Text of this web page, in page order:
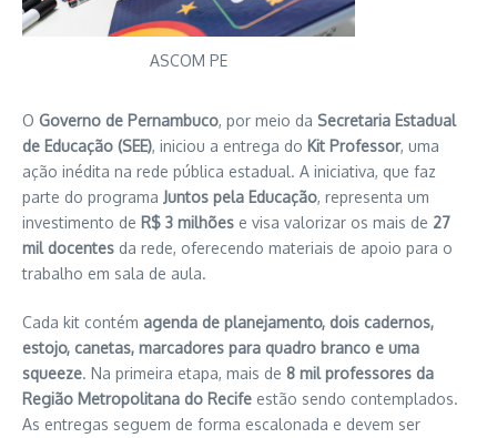
ASCOM PE
O Governo de Pernambuco, por meio da Secretaria Estadual
de Educação (SEE), iniciou a entrega do Kit Professor, uma
ação inédita na rede pública estadual. A iniciativa, que faz
parte do programa Juntos pela Educação, representa um
investimento de R$ 3 milhões e visa valorizar os mais de 27
mil docentes da rede, oferecendo materiais de apoio para o
trabalho em sala de aula.
Cada kit contém agenda de planejamento, dois cadernos,
estojo, canetas, marcadores para quadro branco e uma
squeeze. Na primeira etapa, mais de 8 mil professores da
Região Metropolitana do Recife estão sendo contemplados.
As entregas seguem de forma escalonada e devem ser